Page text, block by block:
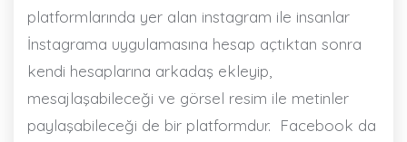
platformlarında yer alan instagram ile insanlar
İnstagrama uygulamasına hesap açtıktan sonra
kendi hesaplarına arkadaş ekleyip,
mesajlaşabileceği ve görsel resim ile metinler
paylaşabileceği de bir platformdur.
Facebook da